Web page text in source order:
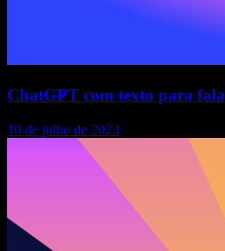
ChatGPT com texto para fala
10 de julho de 2023